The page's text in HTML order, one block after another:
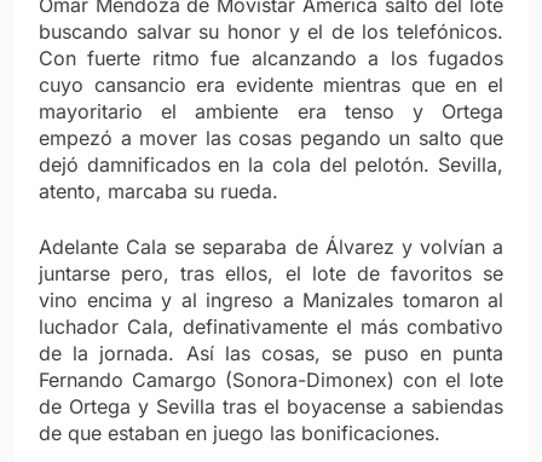
buscando salvar su honor y el de los telefónicos.
Con fuerte ritmo fue alcanzando a los fugados
cuyo cansancio era evidente mientras que en el
mayoritario el ambiente era tenso y Ortega
empezó a mover las cosas pegando un salto que
dejó damnificados en la cola del pelotón. Sevilla,
atento, marcaba su rueda.
Adelante Cala se separaba de Álvarez y volvían a
juntarse pero, tras ellos, el lote de favoritos se
vino encima y al ingreso a Manizales tomaron al
luchador Cala, definativamente el más combativo
de la jornada. Así las cosas, se puso en punta
Fernando Camargo (Sonora-Dimonex) con el lote
de Ortega y Sevilla tras el boyacense a sabiendas
de que estaban en juego las bonificaciones.